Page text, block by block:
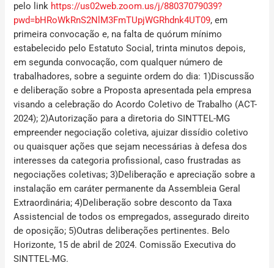
pelo link https://us02web.zoom.us/j/88037079039?
pwd=bHRoWkRnS2NlM3FmTUpjWGRhdnk4UT09, em
primeira convocação e, na falta de quórum mínimo
estabelecido pelo Estatuto Social, trinta minutos depois,
em segunda convocação, com qualquer número de
trabalhadores, sobre a seguinte ordem do dia: 1)Discussão
e deliberação sobre a Proposta apresentada pela empresa
visando a celebração do Acordo Coletivo de Trabalho (ACT-
2024); 2)Autorização para a diretoria do SINTTEL-MG
empreender negociação coletiva, ajuizar dissídio coletivo
ou quaisquer ações que sejam necessárias à defesa dos
interesses da categoria profissional, caso frustradas as
negociações coletivas; 3)Deliberação e apreciação sobre a
instalação em caráter permanente da Assembleia Geral
Extraordinária; 4)Deliberação sobre desconto da Taxa
Assistencial de todos os empregados, assegurado direito
de oposição; 5)Outras deliberações pertinentes. Belo
Horizonte, 15 de abril de 2024. Comissão Executiva do
SINTTEL-MG.